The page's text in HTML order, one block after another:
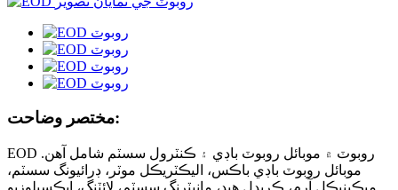
مختصر وضاحت:
EOD روبوٽ ۾ موبائل روبوٽ باڊي ۽ ڪنٽرول سسٽم شامل آهن.
موبائل روبوٽ باڊي باڪس، اليڪٽريڪل موٽر، ڊرائيونگ سسٽم،
ميڪينيڪل آرم، ڪريڊل هيڊ، مانيٽرنگ سسٽم، لائٽنگ، ايڪسپلوزيو